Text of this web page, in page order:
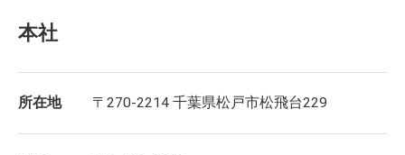
本社
所在地 〒270-2214 千葉県松戸市松飛台229